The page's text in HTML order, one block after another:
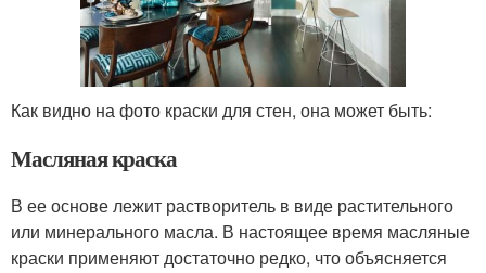
Как видно на фото краски для стен, она может быть:
Масляная краска
В ее основе лежит растворитель в виде растительного
или минерального масла. В настоящее время масляные
краски применяют достаточно редко, что объясняется